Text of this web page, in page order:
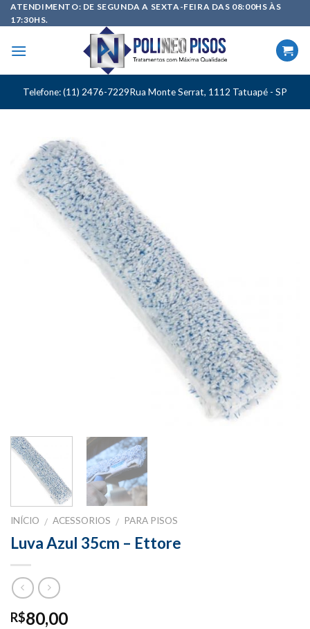
Skip
to
ATENDIMENTO: DE SEGUNDA A SEXTA-FEIRA DAS 08:00HS ÀS
17:30HS.
Telefone: (11) 2476-7229Rua Monte Serrat, 1112 Tatuapé - SP
INÍCIO / ACESSORIOS / PARA PISOS
Luva Azul 35cm – Ettore
R$80,00